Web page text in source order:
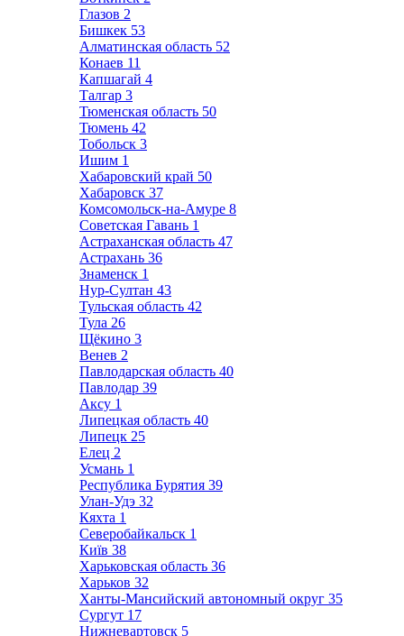
Глазов 2
Бишкек 53
Алматинская область 52
Конаев 11
Капшагай 4
Талгар 3
Тюменская область 50
Тюмень 42
Тобольск 3
Ишим 1
Хабаровский край 50
Хабаровск 37
Комсомольск-на-Амуре 8
Советская Гавань 1
Астраханская область 47
Астрахань 36
Знаменск 1
Нур-Султан 43
Тульская область 42
Тула 26
Щёкино 3
Венев 2
Павлодарская область 40
Павлодар 39
Аксу 1
Липецкая область 40
Липецк 25
Елец 2
Усмань 1
Республика Бурятия 39
Улан-Удэ 32
Кяхта 1
Северобайкальск 1
Київ 38
Харьковская область 36
Харьков 32
Ханты-Мансийский автономный округ 35
Сургут 17
Нижневартовск 5